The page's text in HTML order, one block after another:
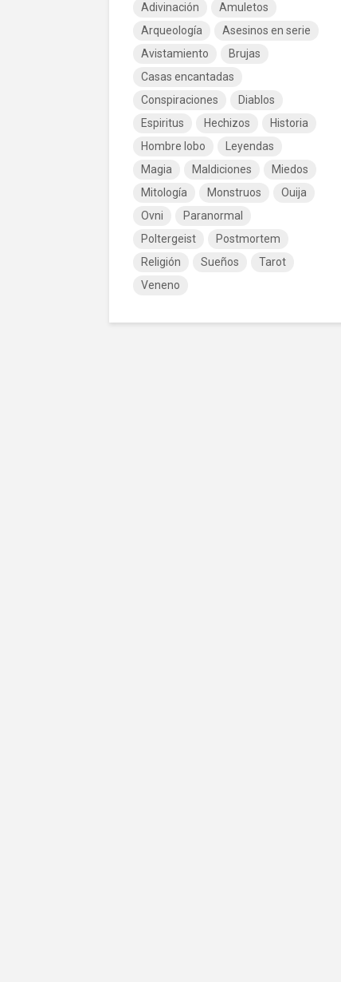
Adivinación
Amuletos
Arqueología
Asesinos en serie
Avistamiento
Brujas
Casas encantadas
Conspiraciones
Diablos
Espiritus
Hechizos
Historia
Hombre lobo
Leyendas
Magia
Maldiciones
Miedos
Mitología
Monstruos
Ouija
Ovni
Paranormal
Poltergeist
Postmortem
Religión
Sueños
Tarot
Veneno